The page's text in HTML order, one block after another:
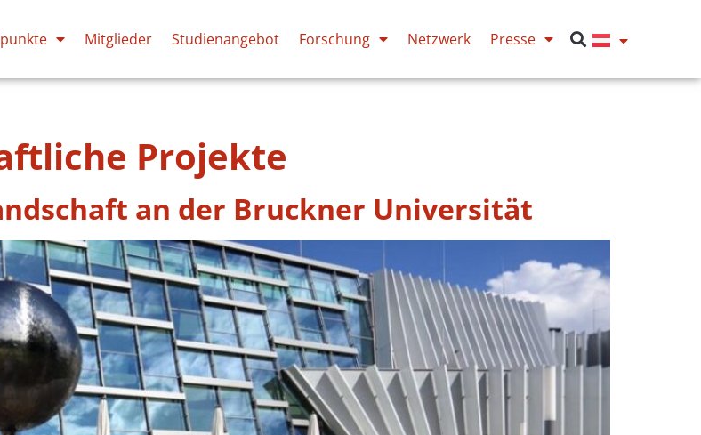
Mitglieder Studienangebot Forschung Netzwerk Presse
Projekte
an der Bruckner Universität